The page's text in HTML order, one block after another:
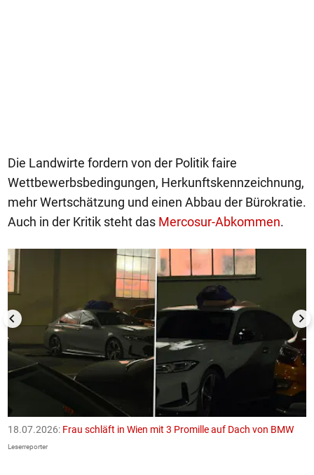
Die Landwirte fordern von der Politik faire
Wettbewerbsbedingungen, Herkunftskennzeichnung,
mehr Wertschätzung und einen Abbau der Bürokratie.
Auch in der Kritik steht das Mercosur-Abkommen.
1/50
18.07.2026: Frau schläft in Wien mit 3 Promille auf Dach von BMW
Leserreporter